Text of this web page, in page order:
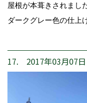
屋根が本葺きされまし
ダークグレー色の仕上
17. 2017年03月07日